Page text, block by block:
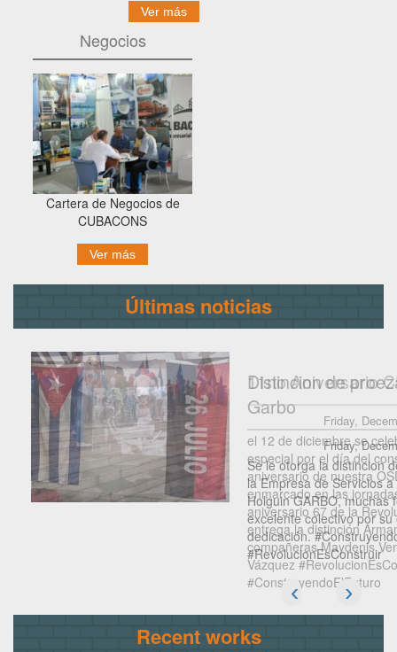
Ver más
Negocios
Cartera de Negocios de
CUBACONS
Ver más
Últimas noticias
11no Aniversario
Friday,
el 12 de diciembre se
especial por el día del
aniversario de nuestra
enmarcado en las
aniversario 67 de la
entrega la distinción
compañeras Maydenis
Vázquez
#ConstruyendoElFuturo
Recent works